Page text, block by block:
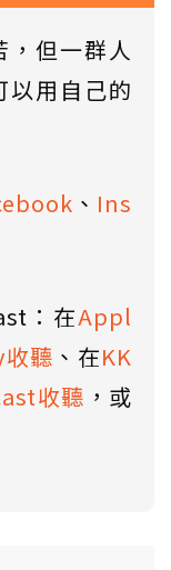
，但一群人
以用自己的
、 Ins
：在Appl
聽 、在KK
收聽 ，或